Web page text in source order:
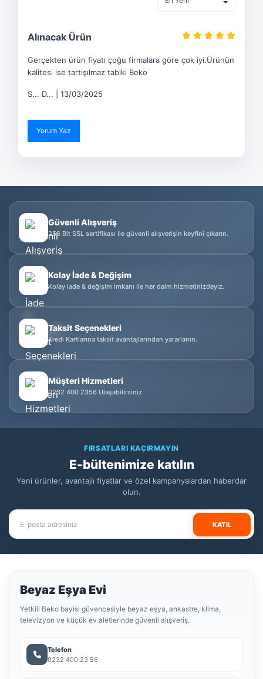
Alınacak Ürün
Gerçekten ürün fiyatı çoğu firmalara göre çok iyi.Ürünün
kalitesi ise tartışılmaz tabiki Beko
S... D... | 13/03/2025
Yorum Yaz
Güvenli Alışveriş
256 Bit SSL sertifikası ile güvenli alışverişin keyfini çıkarın.
Kolay İade & Değişim
Kolay iade & değişim imkanı ile her daim hizmetinizdeyiz.
Taksit Seçenekleri
Kredi Kartlarına taksit avantajlarından yararlanın.
Müşteri Hizmetleri
0232 400 2356 Ulaşabilirsiniz
FIRSATLARI KAÇIRMAYIN
E-bültenimize katılın
Yeni ürünler, avantajlı fiyatlar ve özel kampanyalardan haberdar
olun.
KATIL
Beyaz Eşya Evi
Yetkili Beko bayisi güvencesiyle beyaz eşya, ankastre, klima,
televizyon ve küçük ev aletlerinde güvenli alışveriş.
Telefon
0232 400 23 56